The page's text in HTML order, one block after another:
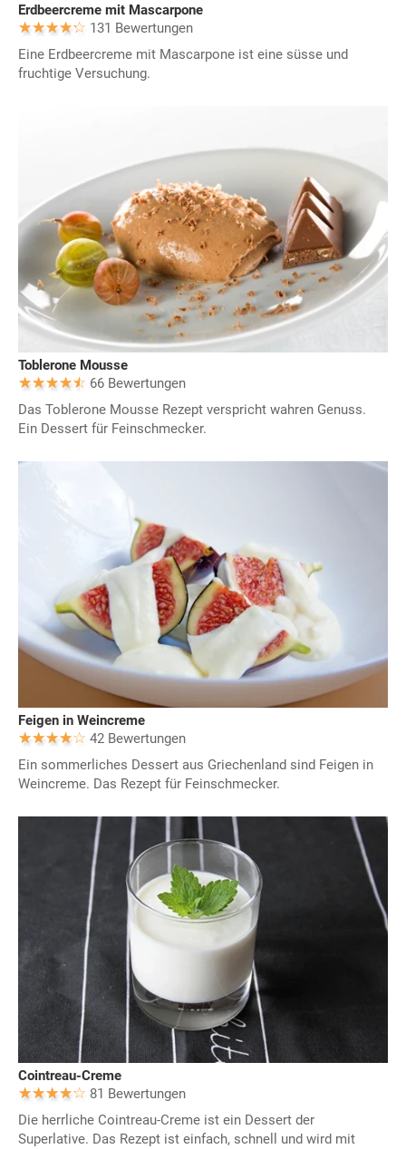
Erdbeercreme mit Mascarpone
131 Bewertungen
Eine Erdbeercreme mit Mascarpone ist eine süsse und
fruchtige Versuchung.
Toblerone Mousse
66 Bewertungen
Das Toblerone Mousse Rezept verspricht wahren Genuss.
Ein Dessert für Feinschmecker.
Feigen in Weincreme
42 Bewertungen
Ein sommerliches Dessert aus Griechenland sind Feigen in
Weincreme. Das Rezept für Feinschmecker.
Cointreau-Creme
81 Bewertungen
Die herrliche Cointreau-Creme ist ein Dessert der
Superlative. Das Rezept ist einfach, schnell und wird mit